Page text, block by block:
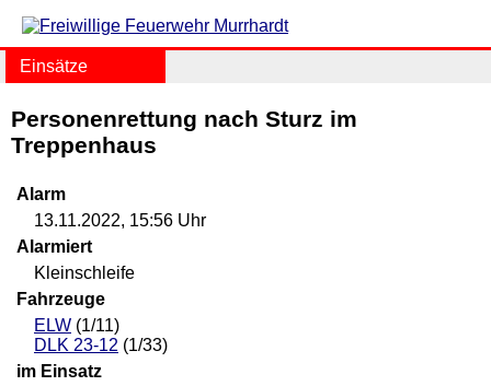
Einsätze
Personenrettung nach Sturz im
Treppenhaus
Alarm
13.11.2022, 15:56 Uhr
Alarmiert
Kleinschleife
Fahrzeuge
ELW (1/11)
DLK 23-12 (1/33)
im Einsatz